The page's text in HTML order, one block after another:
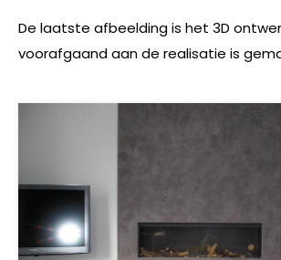
De laatste afbeelding is het 3D
voorafgaand aan de realisatie is